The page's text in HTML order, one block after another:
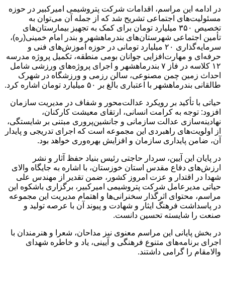
در ادامه این مراسم، اقدامات شرکت پتروشیمی امیرکبیر در حوزه
مسئولیت‌های اجتماعی تشریح شد که از جمله آن می‌توان به
تخصیص ۳۵۰ میلیارد تومان برای کمک به تجهیز بیمارستان‌های
تأمین اجتماعی شهرستان‌های بندرماهشهر و بندر امام خمینی(ره)،
سرمایه‌گذاری ۲۰ میلیارد تومانی در حوزه آموزش‌های فنی و
حرفه‌ای و مهارت‌افزایی جوانان بومی منطقه، تکمیل پروژه مدرسه
۱۲ کلاسه در فاز ۷ بندرماهشهر و اجرای پروژه‌های ورزشی شامل
احداث زمین چمن مصنوعی، سالن رزمی و ورزشگاه در شهرک
طالقانی بندرماهشهر با اعتباری بالغ بر ۵۰ میلیارد تومان اشاره کرد.
حیاتی با تأکید بر رویکرد عدالت‌محور و شفاف در مدیریت سازمان
افزود: توجه به کرامت انسانی، ارتقای معیشت کارکنان،
نهادینه‌سازی عدالت سازمانی و جانشین‌پروری مبتنی بر شایستگی،
از اولویت‌های راهبردی این مجموعه است که اجرای تدریجی و پایدار
آن، ضامن پایداری سازمان و افزایش بهره‌وری خواهد بود.
در پایان این آیین، سردار حاجتی رئیس بنیاد حفظ آثار و نشر
ارزش‌های دفاع مقدس استان خوزستان، با اشاره به جایگاه والای
شهدا در اقتدار و عزت امروز کشور، ضمن تقدیر از مهندس علی
حیاتی مدیرعامل شرکت پتروشیمی امیرکبیر، برگزاری باشکوه این
مراسم، محتوای اثرگذار سخنرانی‌ها و اهتمام مدیریت این مجموعه
در پاسداشت فرهنگ ایثار و شهادت و پیوند آن با عرصه تولید و
صنعت را شایسته تحسین دانست.
در بخش پایانی این مراسم معنوی نیز مداحان، شعرا و هنرمندان با
اجرای برنامه‌های متنوع فرهنگی و آیینی، یاد و خاطره شهدای
والامقام را گرامی داشتند.